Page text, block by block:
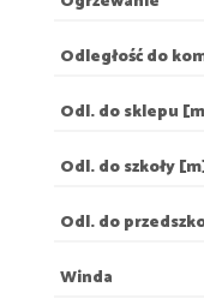
Odległość do
Odl. do sklepu
Odl. do szkoły
Odl. do
Winda